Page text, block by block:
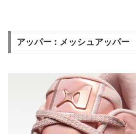
アッパー : メッシュアッパー